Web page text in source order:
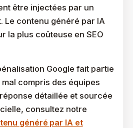
être injectées par un
Le contenu généré par IA
la plus coûteuse en SEO
Google fait partie
compris des équipes
détaillée et sourcée
consultez notre
généré par IA et